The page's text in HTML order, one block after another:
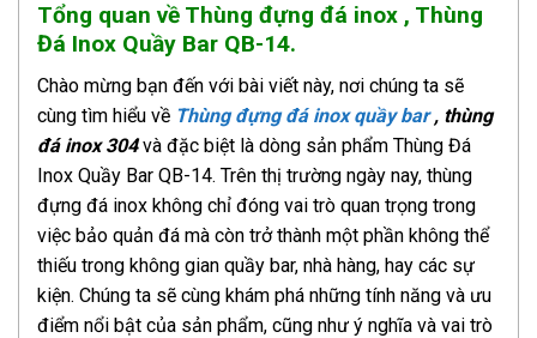
Tổng quan về Thùng đựng đá inox , Thùng
Đá Inox Quầy Bar QB-14.
Chào mừng bạn đến với bài viết này, nơi chúng ta sẽ
cùng tìm hiểu về Thùng đựng đá inox quầy bar, thùng
đá inox 304và đặc biệt là dòng sản phẩm Thùng Đá
Inox Quầy Bar QB-14. Trên thị trường ngày nay, thùng
đựng đá inox không chỉ đóng vai trò quan trọng trong
việc bảo quản đá mà còn trở thành một phần không thể
thiếu trong không gian quầy bar, nhà hàng, hay các sự
kiện. Chúng ta sẽ cùng khám phá những tính năng và ưu
điểm nổi bật của sản phẩm, cũng như ý nghĩa và vai trò